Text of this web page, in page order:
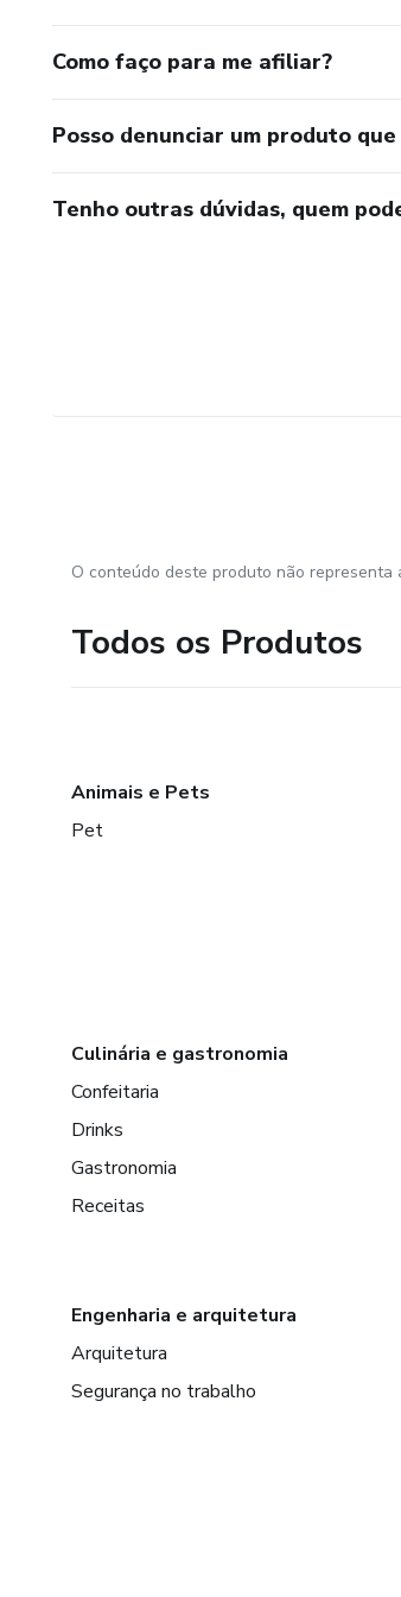
Como faço para me afiliar?
Posso denunciar um produto
Tenho outras dúvidas, quem
O conteúdo deste produto não representa
Todos os Produtos
Animais e Pets
Pet
Culinária e gastronomia
Confeitaria
Drinks
Gastronomia
Receitas
Engenharia e arquitetura
Arquitetura
Segurança no trabalho